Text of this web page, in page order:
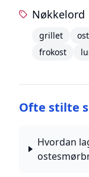
Nøkkelord
grillet ost
frokost
Ofte stilte
Hvordan